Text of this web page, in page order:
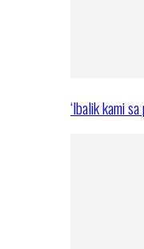
‘Ibalik kami